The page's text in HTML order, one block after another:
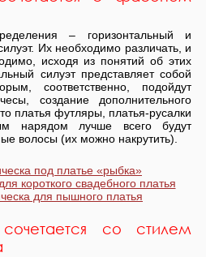
– горизонтальный и
Их необходимо различать, и
исходя из понятий об этих
силуэт представляет собой
соответственно, подойдут
создание дополнительного
платья футляры, платья-русалки
нарядом лучше всего будут
волосы (их можно накрутить).
со стилем